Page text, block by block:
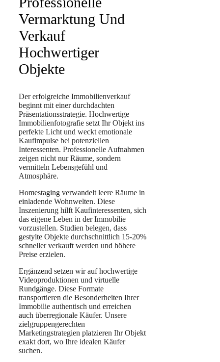
Vermarktung Und
Verkauf
Hochwertiger
Objekte
Der erfolgreiche Immobilienverkauf
beginnt mit einer durchdachten
Präsentationsstrategie. Hochwertige
Immobilienfotografie setzt Ihr Objekt ins
perfekte Licht und weckt emotionale
Kaufimpulse bei potenziellen
Interessenten. Professionelle Aufnahmen
zeigen nicht nur Räume, sondern
vermitteln Lebensgefühl und
Atmosphäre.
Homestaging verwandelt leere Räume in
einladende Wohnwelten. Diese
Inszenierung hilft Kaufinteressenten, sich
das eigene Leben in der Immobilie
vorzustellen. Studien belegen, dass
gestylte Objekte durchschnittlich 15-20%
schneller verkauft werden und höhere
Preise erzielen.
Ergänzend setzen wir auf hochwertige
Videoproduktionen und virtuelle
Rundgänge. Diese Formate
transportieren die Besonderheiten Ihrer
Immobilie authentisch und erreichen
auch überregionale Käufer. Unsere
zielgruppengerechten
Marketingstrategien platzieren Ihr Objekt
exakt dort, wo Ihre idealen Käufer
suchen.